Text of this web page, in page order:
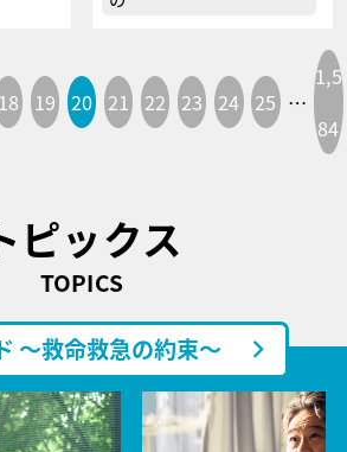
18 19 20 21 22 23 24 25 …
1,5
84
ピックス
TOPICS
～救命救急の約束～